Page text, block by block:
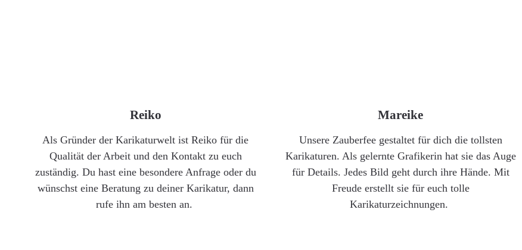
Reiko
Als Gründer der Karikaturwelt ist Reiko für die
Qualität der Arbeit und den Kontakt zu euch
zuständig. Du hast eine besondere Anfrage oder du
wünschst eine Beratung zu deiner Karikatur, dann
rufe ihn am besten an.
Mareike
Unsere Zauberfee gestaltet für dich die tollsten
Karikaturen. Als gelernte Grafikerin hat sie das Auge
für Details. Jedes Bild geht durch ihre Hände. Mit
Freude erstellt sie für euch tolle
Karikaturzeichnungen.